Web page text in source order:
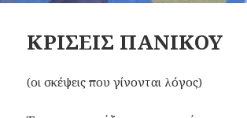
ΚΡΙΣΕΙΣ ΠΑΝΙΚΟΥ
(οι σκέψεις που γίνονται λόγος)